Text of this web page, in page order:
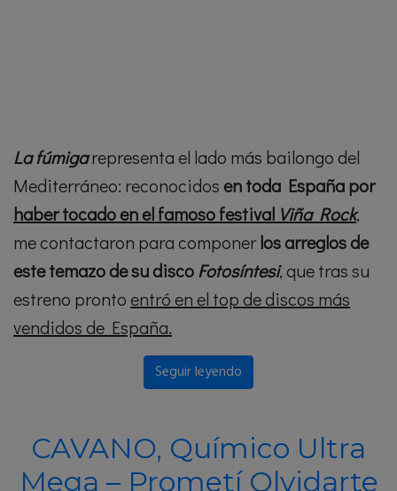
La fúmigarepresenta el lado más bailongo del
Mediterráneo: reconocidosen toda España por
haber tocado en el famoso festival Viña Rock,
me contactaron para componerlos arreglos de
este temazo de su disco Fotosíntesi, que tras su
estreno prontoentró en el top de discos más
vendidos de España.
Seguir leyendo
CAVANO, Químico Ultra
Mega – Prometí Olvidarte